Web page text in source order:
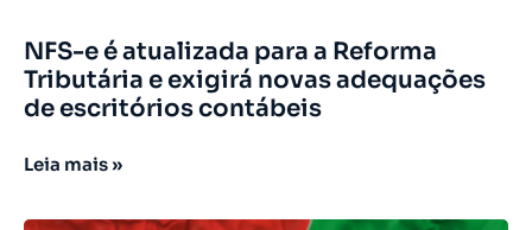
NFS-e é atualizada para a Reforma
Tributária e exigirá novas adequações
de escritórios contábeis
Leia mais »